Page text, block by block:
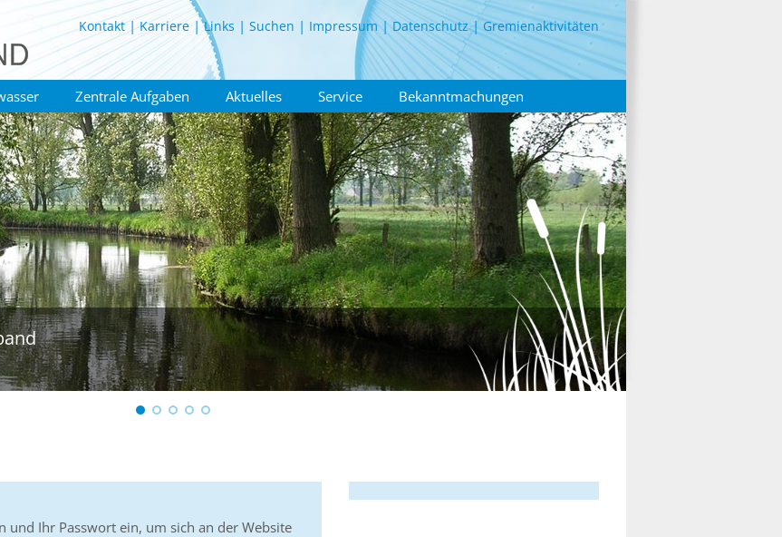
Kontakt Karriere Links Suchen Impressum Datenschutz Gremienaktivitäten
Zentrale Aufgaben Aktuelles Service Bekanntmachungen
und Ihr Passwort ein, um sich an der Website